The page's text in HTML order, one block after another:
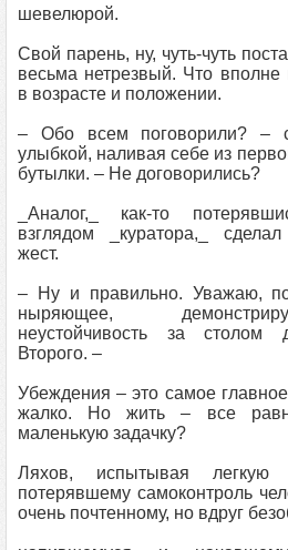
шевелюрой.
Свой парень, ну, чуть-чуть
весьма нетрезвый. Что вполне
в возрасте и положении.
– Обо всем поговорили? –
улыбкой, наливая себе из
бутылки. – Не договорились?
_Аналог,_ как-то
взглядом _куратора,_
жест.
– Ну и правильно. Уважаю,
ныряющее,
неустойчивость за столом
Второго. –
Убеждения – это самое
жалко. Но жить – все
маленькую задачку?
Ляхов, испытывая легкую
потерявшему самоконтроль
очень почтенному, но вдруг